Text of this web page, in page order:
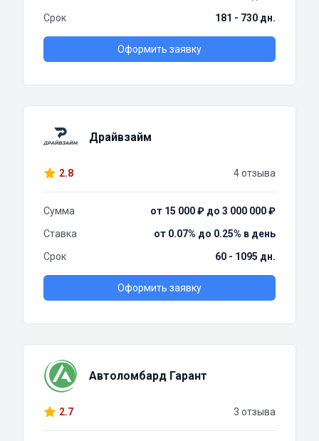
Срок
181 - 730 дн.
Оформить заявку
Драйвзайм
2.8 4 отзыва
Сумма
от 15 000 ₽ до 3 000 000 ₽
Ставка
от 0.07% до 0.25% в день
Срок
60 - 1095 дн.
Оформить заявку
Автоломбард Гарант
2.7 3 отзыва